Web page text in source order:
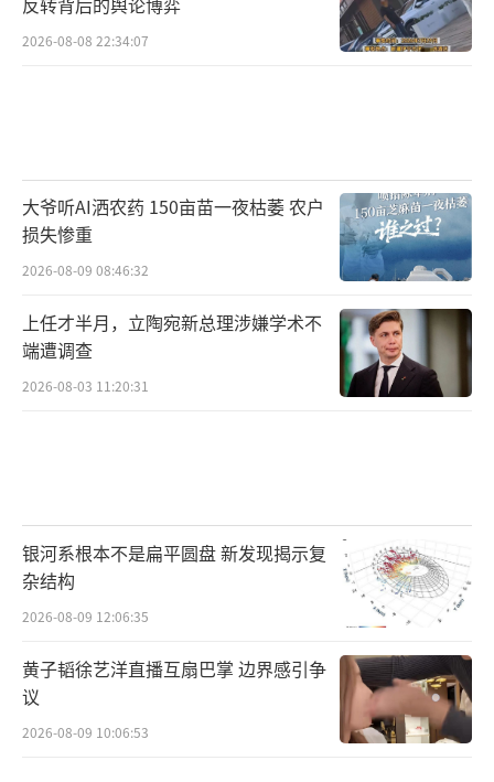
2026-08-08 22:34:07
大爷听AI洒农药 150亩苗一夜枯萎 农户
损失惨重
2026-08-09 08:46:32
上任才半月，立陶宛新总理涉嫌学术不
端遭调查
2026-08-03 11:20:31
银河系根本不是扁平圆盘 新发现揭示复
杂结构
2026-08-09 12:06:35
黄子韬徐艺洋直播互扇巴掌 边界感引争
议
2026-08-09 10:06:53